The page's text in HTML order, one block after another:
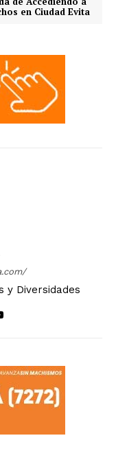
en Ciudad Evita
y Diversidades